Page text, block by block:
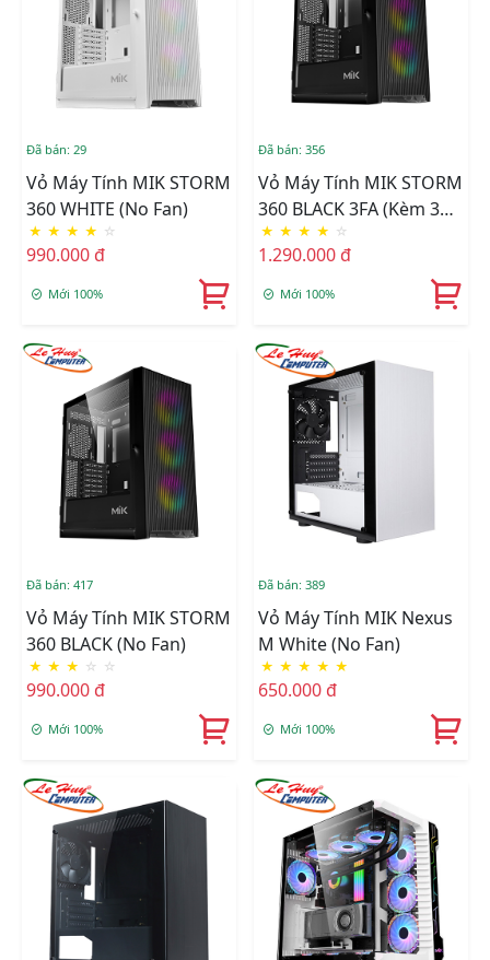
Đã bán: 29
Vỏ Máy Tính MIK STORM
360 WHITE (No Fan)
★ ★ ★ ★ ☆
990.000 đ
Mới 100%
Đã bán: 356
Vỏ Máy Tính MIK STORM
360 BLACK 3FA (Kèm 3
Fan ARGB)
★ ★ ★ ★ ☆
1.290.000 đ
Mới 100%
Đã bán: 417
Vỏ Máy Tính MIK STORM
360 BLACK (No Fan)
★ ★ ★ ☆ ☆
990.000 đ
Mới 100%
Đã bán: 389
Vỏ Máy Tính MIK Nexus
M White (No Fan)
★ ★ ★ ★ ★
650.000 đ
Mới 100%